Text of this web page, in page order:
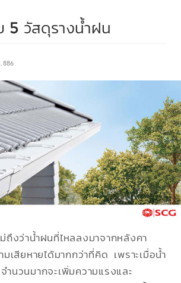
5 วัสดุรางน้ำฝน
ถึงว่าน้ำฝนที่ไหลลงมาจากหลังคา
มเสียหายได้มากกว่าที่คิด เพราะเมื่อน้ำ
ำนวนมากจะเพิ่มความแรงและ